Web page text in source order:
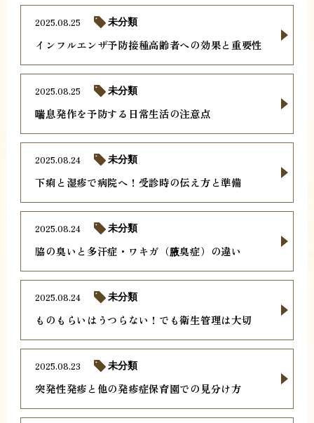
インフルエンザ予防接種高齢者への効果と重要性
2025.08.25 未分類
喘息発作を予防する日常生活の注意点
2025.08.25 未分類
下痢と湿疹で病院へ！受診時の伝え方と準備
2025.08.24 未分類
脇の臭いと多汗症・ワキガ（腋臭症）の違い
2025.08.24 未分類
ものもらいはうつらない！でも衛生管理は大切
2025.08.24 未分類
突発性発疹と他の発疹症保育園での見分け方
2025.08.23 未分類